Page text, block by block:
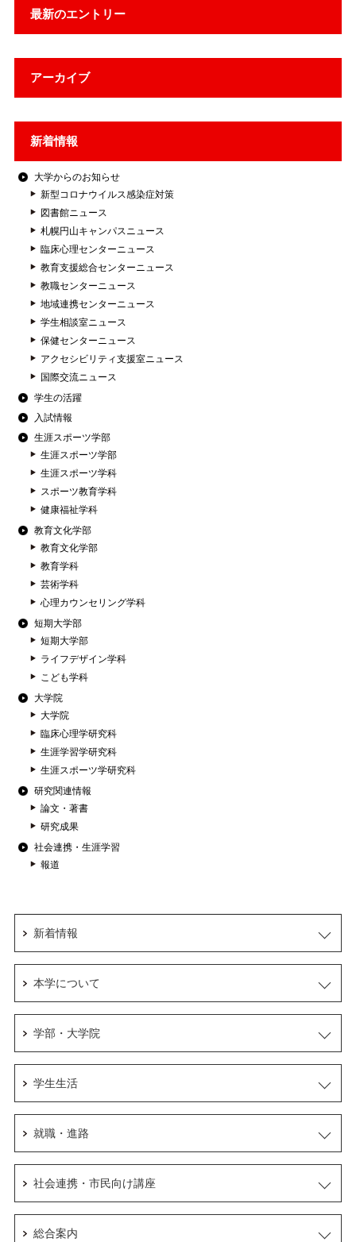
最新のエントリー
アーカイブ
新着情報
大学からのお知らせ
新型コロナウイルス感染症対策
図書館ニュース
札幌円山キャンパスニュース
臨床心理センターニュース
教育支援総合センターニュース
教職センターニュース
地域連携センターニュース
学生相談室ニュース
保健センターニュース
アクセシビリティ支援室ニュース
国際交流ニュース
学生の活躍
入試情報
生涯スポーツ学部
生涯スポーツ学部
生涯スポーツ学科
スポーツ教育学科
健康福祉学科
教育文化学部
教育文化学部
教育学科
芸術学科
心理カウンセリング学科
短期大学部
短期大学部
ライフデザイン学科
こども学科
大学院
大学院
臨床心理学研究科
生涯学習学研究科
生涯スポーツ学研究科
研究関連情報
論文・著書
研究成果
社会連携・生涯学習
報道
新着情報
本学について
学部・大学院
学生生活
就職・進路
社会連携・市民向け講座
総合案内